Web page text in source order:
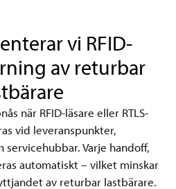
vi RFID-
av returbar
när RFID-läsare eller RTLS-
vid leveranspunkter,
Varje handoff,
automatiskt – vilket minskar
av returbar lastbärare.